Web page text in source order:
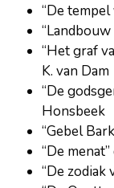
“De
“Het graf
K. van Dam
“De
Honsbeek
“Gebel
“De
“De zodiak